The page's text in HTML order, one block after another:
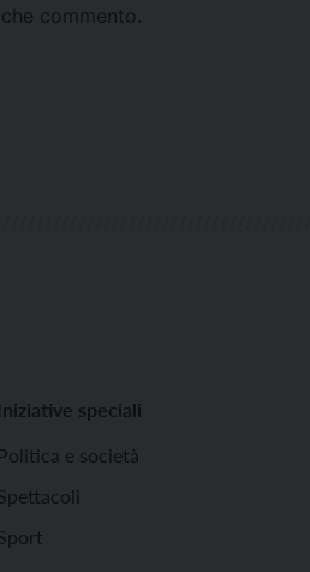
commento.
Iniziative speciali
Politica e società